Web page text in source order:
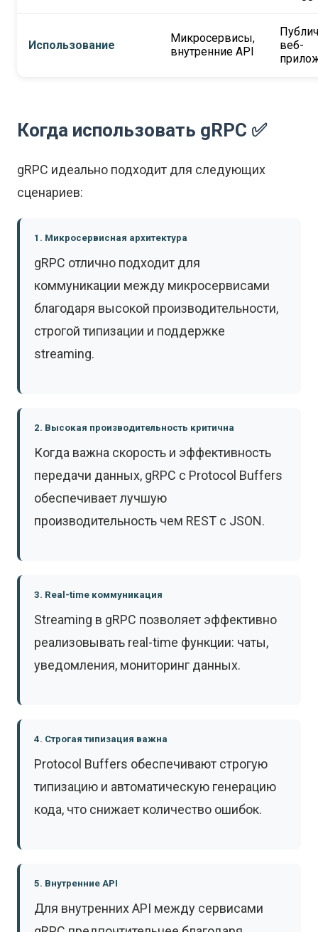
Использование
Микросервисы,
внутренние API
веб-
Когда использовать gRPC ✅
gRPC идеально подходит для следующих
сценариев:
1. Микросервисная архитектура
gRPC отлично подходит для
коммуникации между микросервисами
благодаря высокой производительности,
строгой типизации и поддержке
streaming.
2. Высокая производительность критична
Когда важна скорость и эффективность
передачи данных, gRPC с Protocol Buffers
обеспечивает лучшую
производительность чем REST с JSON.
3. Real-time коммуникация
Streaming в gRPC позволяет эффективно
реализовывать real-time функции: чаты,
уведомления, мониторинг данных.
4. Строгая типизация важна
Protocol Buffers обеспечивают строгую
типизацию и автоматическую генерацию
кода, что снижает количество ошибок.
5. Внутренние API
Для внутренних API между сервисами